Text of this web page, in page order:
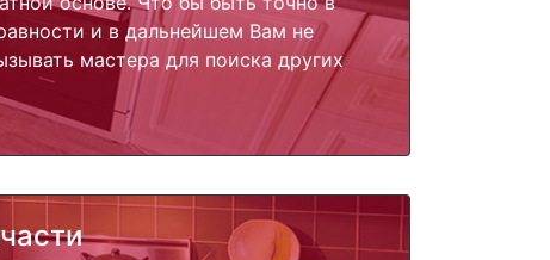
и в дальнейшем Вам не
мастера для поиска других